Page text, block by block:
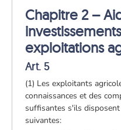
Chapitre 2 –
exploitations
Art. 5
(1) Les exploitants
connaissances et des
suffisantes s'ils
suivantes: